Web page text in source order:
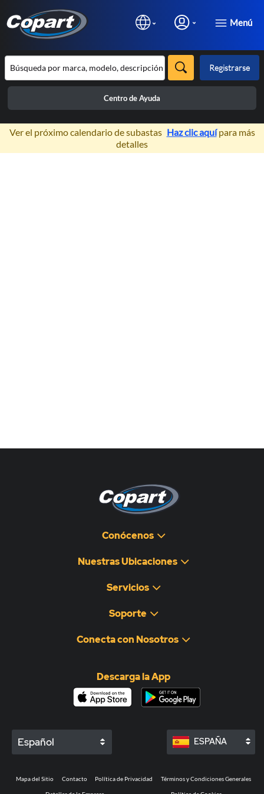
Menú
Registrarse
Centro de Ayuda
×
Ver el próximo calendario de subastas Haz clic aquípara más
detalles
Conócenos
Nuestras Ubicaciones
Servicios
Soporte
Conecta con Nosotros
Descarga la App
Español ESPAÑA
Mapa del Sitio Contacto Política de Privacidad Términos y Condiciones Generales